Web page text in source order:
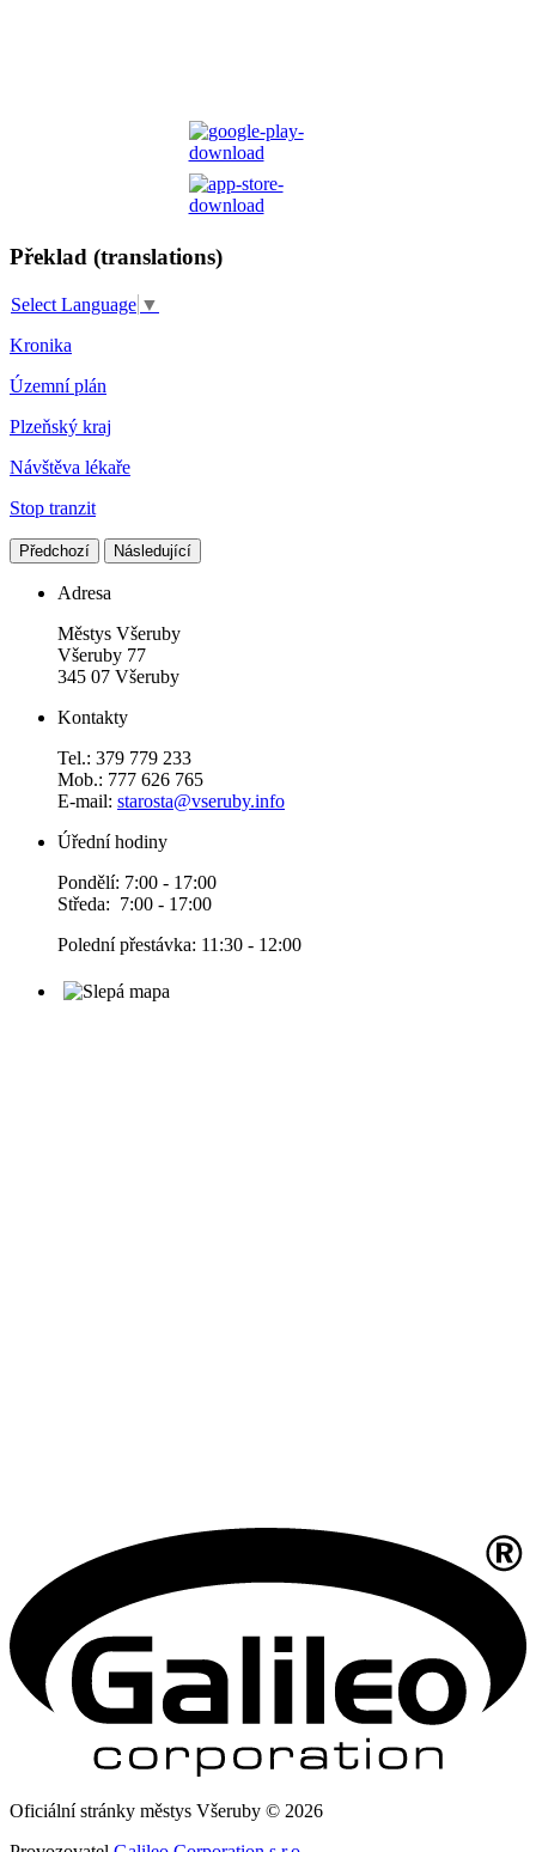
Překlad (translations)
Select Language ▼
Kronika
Územní plán
Plzeňský kraj
Návštěva lékaře
Stop tranzit
Předchozí Následující
Adresa
Městys Všeruby
Všeruby 77
345 07 Všeruby
Kontakty
Tel.: 379 779 233
Mob.: 777 626 765
E-mail: starosta@vseruby.info
Úřední hodiny
Pondělí: 7:00 - 17:00
Středa: 7:00 - 17:00
Polední přestávka: 11:30 - 12:00
Oficiální stránky městys Všeruby © 2026